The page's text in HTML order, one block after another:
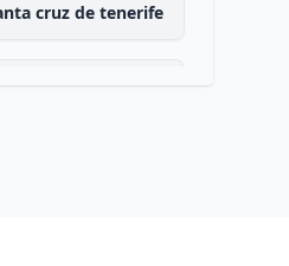
cruz de tenerife